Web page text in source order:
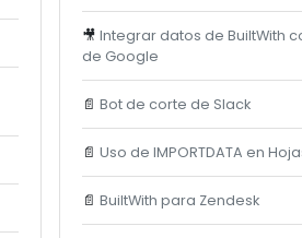
🎥Integrar datos de BuiltWith
de Google
📄Bot de corte de Slack
📄Uso de IMPORTDATA en
📄BuiltWith para Zendesk